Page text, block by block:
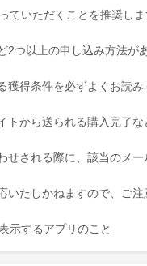
ていただくことを推奨しま
2つ以上の申し込み方法が
得条件を必ずよくお読み
トから送られる購入完了
せされる際に、該当のメ
たしかねますので、ご注
示するアプリのこと